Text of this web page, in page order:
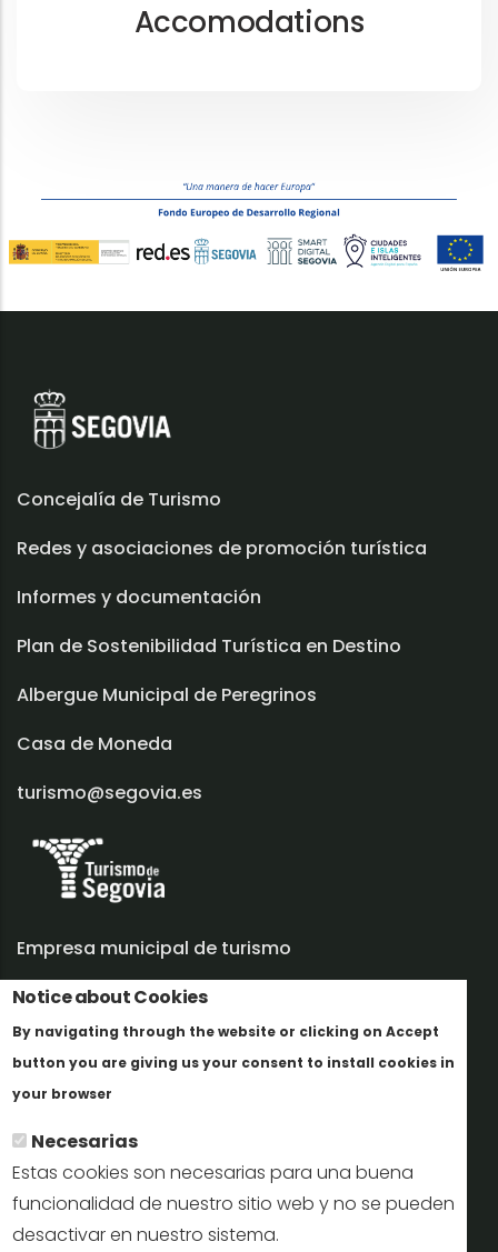
Notice about Cookies
By navigating through the website or clicking on Accept
button you are giving us your consent to install cookies in
your browser
Necesarias
Estas cookies son necesarias para una buena
funcionalidad de nuestro sitio web y no se pueden
desactivar en nuestro sistema.
Accomodations
Concejalía de Turismo
Redes y asociaciones de promoción turística
Informes y documentación
Plan de Sostenibilidad Turística en Destino
Albergue Municipal de Peregrinos
Casa de Moneda
turismo@segovia.es
Empresa municipal de turismo
Trabaja con nosotros
Informes y documentación
Perfil del contratante
Oficinas de Turismo
reservas@turismodesegovia.com
info@turismodesegovia.com